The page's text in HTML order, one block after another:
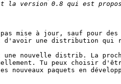
mise à jour, sauf pour des
une distribution qui
une nouvelle distrib. La
Tu peux choisir
paquets en